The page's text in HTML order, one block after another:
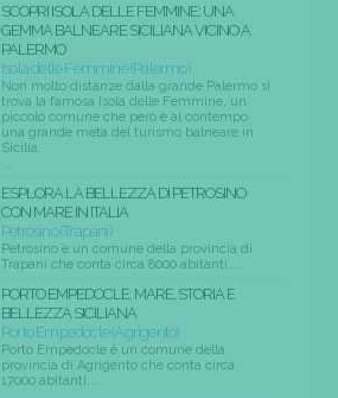
SCOPRI ISOLA DELLE FEMMINE: UNA
GEMMA BALNEARE SICILIANA VICINO A
PALERMO
Isola delle Femmine (Palermo)
Non molto distanze dalla grande Palermo si
trova la famosa Isola delle Femmine, un
piccolo comune che però è al contempo
una grande meta del turismo balneare in
Sicilia.
...
ESPLORA LA BELLEZZA DI PETROSINO
CON MARE IN ITALIA
Petrosino (Trapani)
Petrosino è un comune della provincia di
Trapani che conta circa 8000 abitanti....
PORTO EMPEDOCLE: MARE, STORIA E
BELLEZZA SICILIANA
Porto Empedocle (Agrigento)
Porto Empedocle è un comune della
provincia di Agrigento che conta circa
17000 abitanti....